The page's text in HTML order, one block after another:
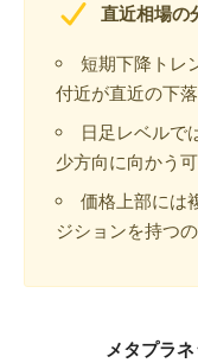
直近相場の
短期下降トレ
付近が直近の下
日足レベルで
少方向に向かう
価格上部には
ジションを持つ
メタプラ